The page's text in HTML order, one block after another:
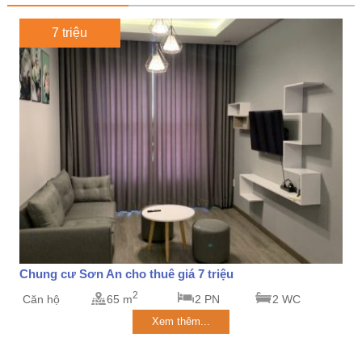
7 triệu
Chung cư Sơn An cho thuê giá 7 triệu
Căn hộ 65 m2 2 PN 2 WC
Xem thêm...